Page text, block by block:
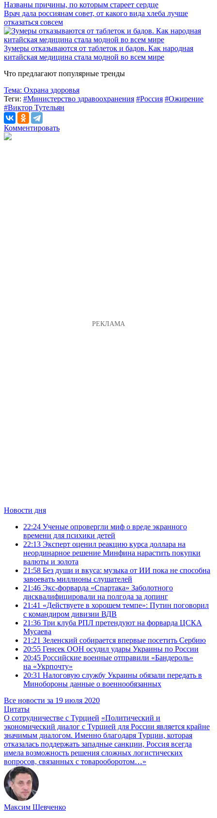
Названы причины, по которым стареет сердце
Врач дала россиянам совет, от какого вида хлеба лучше
отказаться совсем
Зумеры отказываются от таблеток и бадов. Как народная
китайская медицина стала модной во всем мире
Что предлагают популярные тренды
Тема: Охрана здоровья
Теги: #Министерство здравоохранения #Россия #Ожирение
#Виктор Тутельян
Комментировать
Новости дня
22:24 Ученые опровергли миф о вреде экранного
времени для психики детей
22:13 Эксперт оценил реакцию курса доллара на
неординарное решение Минфина нарастить покупки
валюты и золота
21:58 Без души и вкуса: музыка от ИИ пока не способна
завоевать миллионы слушателей
21:46 Экс-форварда «Спартака» Заболотного
дисквалифицировали на полгода за допинг
21:41 «Действуете в хорошем темпе»: Путин поговорил
с командиром дивизии ВДВ
21:36 Три клуба РПЛ претендуют на форварда ЦСКА
Мусаева
21:21 Зеленский собирается впервые посетить Сербию
20:55 Генсек ООН осудил удары Украины по России
20:45 Российские военные отправили «Бандероль»
на «Укрпочту»
20:31 Налоговую службу Украины обязали передать в
Минобороны данные о военнообязанных
Все новости за 19 июля 2020
Цитаты
О сотрудничестве с Турцией «Политический и
экономический диалог с Турцией для России является крайне
значимым диалогом. Именно благодаря Турции, которая
отказалась поддержать западные санкции, Россия всегда
имела возможность решения сложных логистических
вопросов, связанных с товарооборотом…»
Максим Шевченко